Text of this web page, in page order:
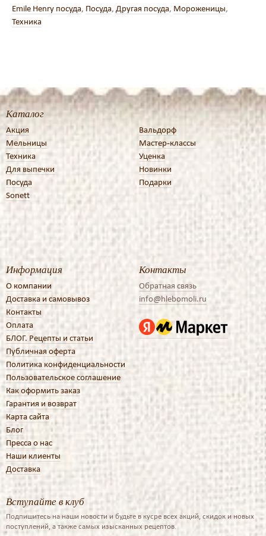
Emile Henry посуда, Посуда, Другая посуда, Мороженицы,
Техника
Каталог
Акция
Мельницы
Техника
Для выпечки
Посуда
Sonett
Вальдорф
Мастер-классы
Уценка
Новинки
Подарки
Информация
О компании
Доставка и самовывоз
Контакты
Оплата
БЛОГ. Рецепты и статьи
Публичная оферта
Политика конфиденциальности
Пользовательское соглашение
Как оформить заказ
Гарантия и возврат
Карта сайта
Блог
Пресса о нас
Наши клиенты
Доставка
Контакты
Обратная связь
info@hlebomoli.ru
Вступайте в клуб
Подпишитесь на наши новости и будьте в кусре всех акций, скидок и новых
поступлений, а также самых изысканных рецептов.